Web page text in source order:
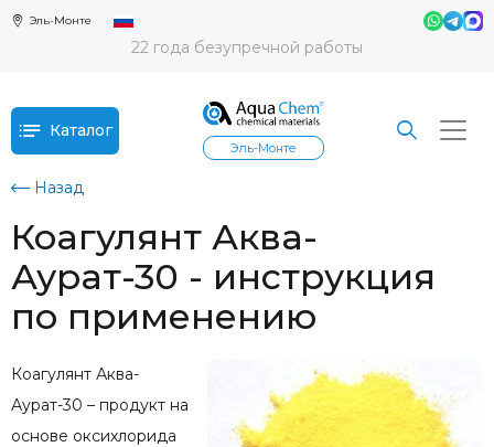
Эль-Монте
22 года безупречной работы
Каталог
Эль-Монте
Назад
Коагулянт Аква-
Аурат-30 - инструкция
по применению
Коагулянт Аква-
Аурат-30 – продукт на
основе оксихлорида